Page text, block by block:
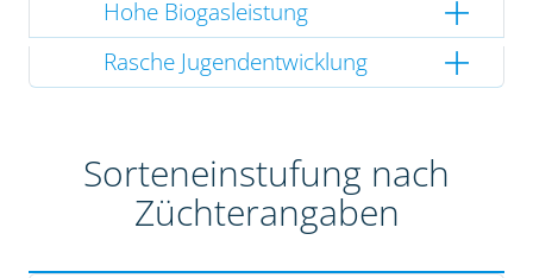
Hohe Biogasleistung
Rasche Jugendentwicklung
Sorteneinstufung nach
Züchterangaben